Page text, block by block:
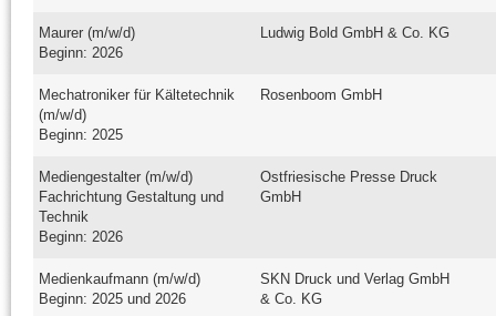
Maurer (m/w/d)
Beginn: 2026
Ludwig Bold GmbH & Co. KG
Mechatroniker für Kältetechnik
(m/w/d)
Beginn: 2025
Rosenboom GmbH
Mediengestalter (m/w/d)
Fachrichtung Gestaltung und
Technik
Beginn: 2026
Ostfriesische Presse Druck
GmbH
Medienkaufmann (m/w/d)
Beginn: 2025 und 2026
SKN Druck und Verlag GmbH
& Co. KG